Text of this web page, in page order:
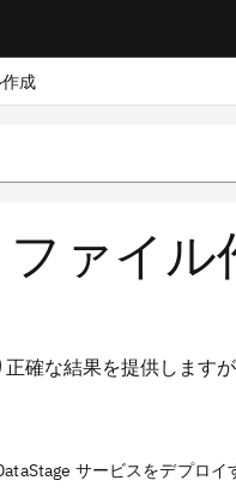
成
ァイル
確な結果を提供します
サービスをデプロイ